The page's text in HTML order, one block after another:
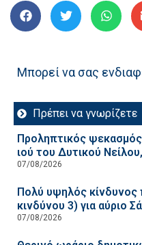
Μπορεί να σας
Πρέπει να γνωρίζετε
Προληπτικός
ιού του Δυτικού
07/08/2026
Πολύ υψηλός κίνδυνος
κινδύνου 3) για αύριο
07/08/2026